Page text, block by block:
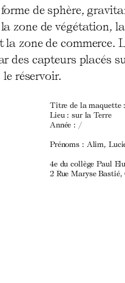
de sphère,
zone de végétation,
zone de commerce.
des capteurs placés
réservoir.
Titre de la maquette
Lieu : sur la Terre
Année : /
Prénoms : Alim,
4e du collège Paul
2 Rue Maryse